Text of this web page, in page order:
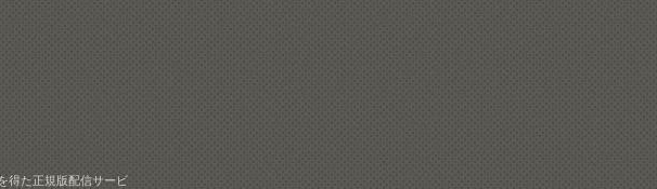
得た正規版配信サービ